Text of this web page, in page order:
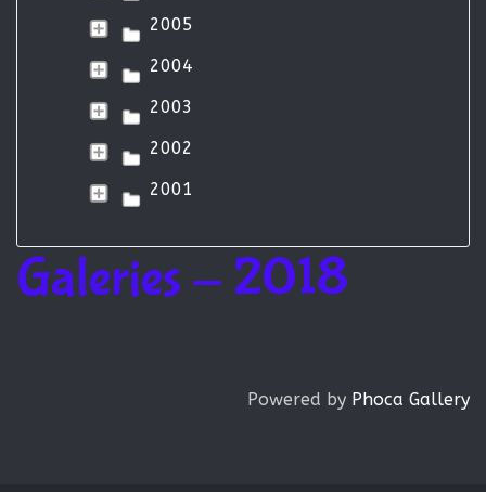
2005
2004
2003
2002
2001
Galeries - 2018
Powered by Phoca Gallery